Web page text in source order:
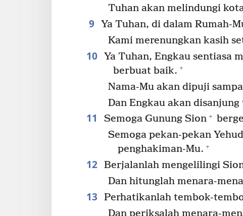
Tuhan akan melindungi
9 Ya Tuhan, di dalam Rumah-
Kami merenungkan kasih
10 Ya Tuhan, Engkau sentiasa
berbuat baik. +
Nama-Mu akan dipuji
Dan Engkau akan
11 Semoga Gunung Sion +
Semoga pekan-pekan
penghakiman-Mu. +
12 Berjalanlah mengelilingi
Dan hitunglah menara-
13 Perhatikanlah tembok-
Dan periksalah menara-